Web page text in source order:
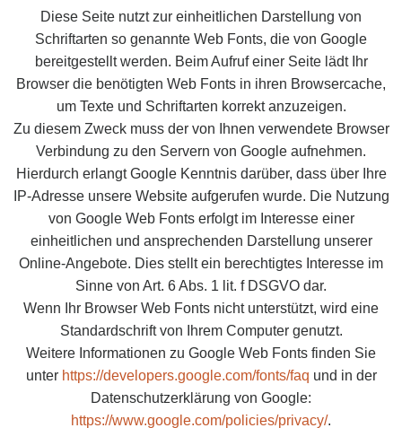
Diese Seite nutzt zur einheitlichen Darstellung von
Schriftarten so genannte Web Fonts, die von Google
bereitgestellt werden. Beim Aufruf einer Seite lädt Ihr
Browser die benötigten Web Fonts in ihren Browsercache,
um Texte und Schriftarten korrekt anzuzeigen.
Zu diesem Zweck muss der von Ihnen verwendete Browser
Verbindung zu den Servern von Google aufnehmen.
Hierdurch erlangt Google Kenntnis darüber, dass über Ihre
IP-Adresse unsere Website aufgerufen wurde. Die Nutzung
von Google Web Fonts erfolgt im Interesse einer
einheitlichen und ansprechenden Darstellung unserer
Online-Angebote. Dies stellt ein berechtigtes Interesse im
Sinne von Art. 6 Abs. 1 lit. f DSGVO dar.
Wenn Ihr Browser Web Fonts nicht unterstützt, wird eine
Standardschrift von Ihrem Computer genutzt.
Weitere Informationen zu Google Web Fonts finden Sie
unter https://developers.google.com/fonts/faq und in der
Datenschutzerklärung von Google:
https://www.google.com/policies/privacy/.